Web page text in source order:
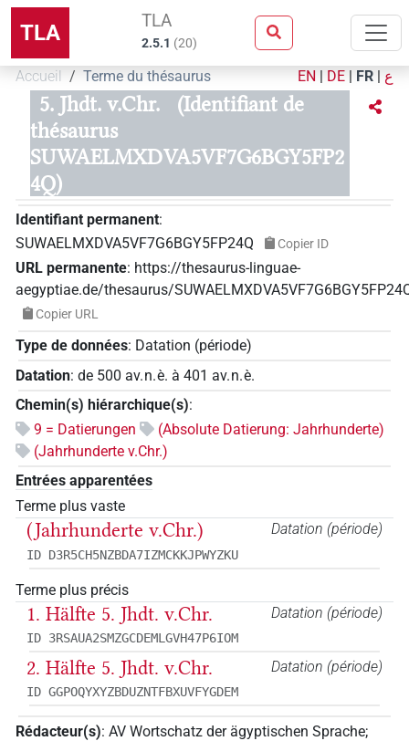
TLA TLA
2.5.1 (20)
Accueil Terme du thésaurus EN | DE | FR | ع
5. Jhdt. v.Chr.
(Identifiant de
thésaurus
SUWAELMXDVA5VF7G6BGY5FP2
4Q)
Identifiant permanent:
SUWAELMXDVA5VF7G6BGY5FP24Q
Copier ID
URL permanente: https://thesaurus-linguae-
aegyptiae.de/thesaurus/
Copier URL
Type de données: Datation (période)
Datation: de 500 av. n. è. à 401 av. n. è.
Chemin(s) hiérarchique(s):
9 = Datierungen
(Absolute Datierung: Jahrhunderte)
(Jahrhunderte v.Chr.)
Entrées apparentées
Terme plus vaste
Datation (période)
(Jahrhunderte v.Chr.)
ID D3R5CH5NZBDA7IZMCKKJPWYZKU
Terme plus précis
Datation (période)
1. Hälfte 5. Jhdt. v.Chr.
ID 3RSAUA2SMZGCDEMLGVH47P6IOM
Datation (période)
2. Hälfte 5. Jhdt. v.Chr.
ID GGPOQYXYZBDUZNTFBXUVFYGDEM
Rédacteur(s): AV Wortschatz der ägyptischen Sprache;